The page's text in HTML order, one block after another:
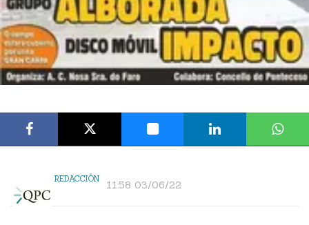
REDACCIÓN 11:58 03/06/22